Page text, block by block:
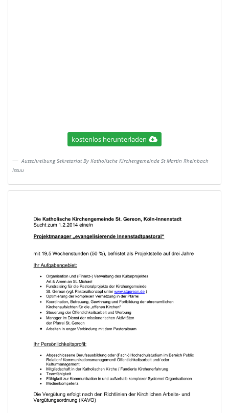
kostenlos herunterladen
Ausschreibung Sekretariat By Katholische Kirchengemeinde St Martin Rheinbach
Issuu